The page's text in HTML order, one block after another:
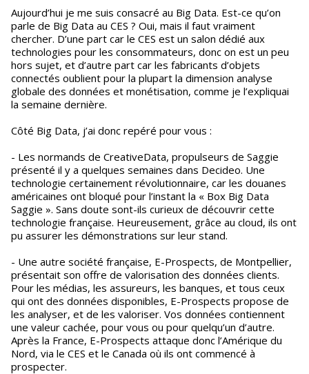
Aujourd’hui je me suis consacré au Big Data. Est-ce qu’on
parle de Big Data au CES ? Oui, mais il faut vraiment
chercher. D’une part car le CES est un salon dédié aux
technologies pour les consommateurs, donc on est un peu
hors sujet, et d’autre part car les fabricants d’objets
connectés oublient pour la plupart la dimension analyse
globale des données et monétisation, comme je l’expliquai
la semaine dernière.
Côté Big Data, j’ai donc repéré pour vous :
- Les normands de CreativeData, propulseurs de Saggie
présenté il y a quelques semaines dans Decideo. Une
technologie certainement révolutionnaire, car les douanes
américaines ont bloqué pour l’instant la « Box Big Data
Saggie ». Sans doute sont-ils curieux de découvrir cette
technologie française. Heureusement, grâce au cloud, ils ont
pu assurer les démonstrations sur leur stand.
- Une autre société française, E-Prospects, de Montpellier,
présentait son offre de valorisation des données clients.
Pour les médias, les assureurs, les banques, et tous ceux
qui ont des données disponibles, E-Prospects propose de
les analyser, et de les valoriser. Vos données contiennent
une valeur cachée, pour vous ou pour quelqu’un d’autre.
Après la France, E-Prospects attaque donc l’Amérique du
Nord, via le CES et le Canada où ils ont commencé à
prospecter.